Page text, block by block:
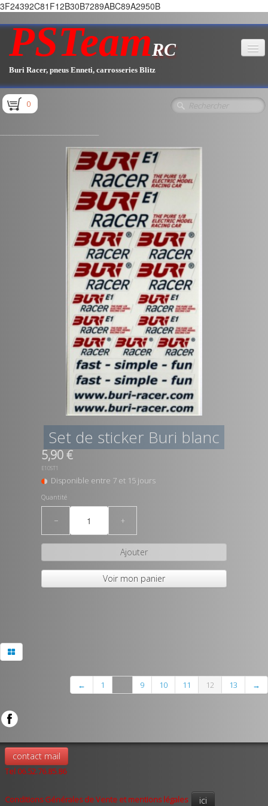
3F24392C81F12B30B7289ABC89A2950B
PSTeamRC
Buri Racer, pneus Enneti, carrosseries Blitz
Accueil
Pièces E1.1 / E1.2
Pièces E1.3
Pièces E2.1
0
Set de sticker Buri blanc
5,90 €
E10ST1
Disponible entre 7 et 15 jours
Quantité
− +
Ajouter
Voir mon panier
← 1 9 10 11 12 13 →
contact mail
Tel 06.52.76.85.86
Conditions Générales de Vente et mentions légales ici